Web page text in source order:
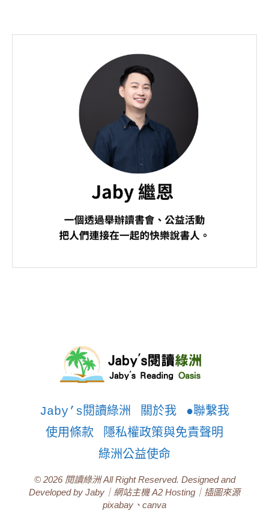
Jaby’s閱讀綠洲 關於我
●聯繫我
使用條款
隱私權政策與免責聲明
綠洲公益使命
© 2026 閱讀綠洲 All Right Reserved. Designed and
Developed by Jaby｜網站主機 A2 Hosting｜插圖來源
pixabay、canva